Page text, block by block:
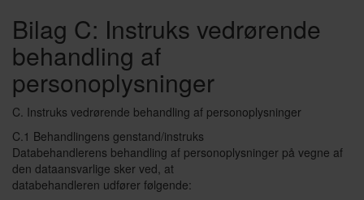
Bilag C: Instruks vedrørende
behandling af
personoplysninger
C. Instruks vedrørende behandling af personoplysninger
C.1 Behandlingens genstand/instruks
Databehandlerens behandling af personoplysninger på vegne af
den dataansvarlige sker ved, at
databehandleren udfører følgende: